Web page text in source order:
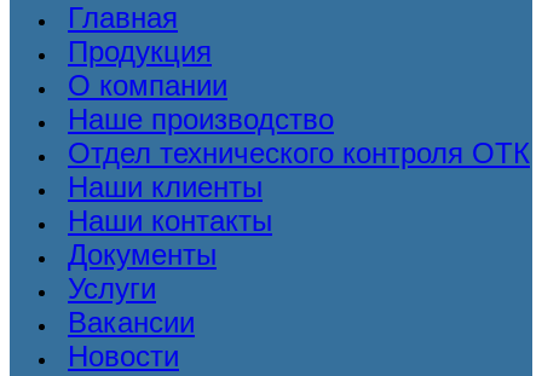
Главная
Продукция
О компании
Наше производство
Отдел технического контроля ОТК
Наши клиенты
Наши контакты
Документы
Услуги
Вакансии
Новости